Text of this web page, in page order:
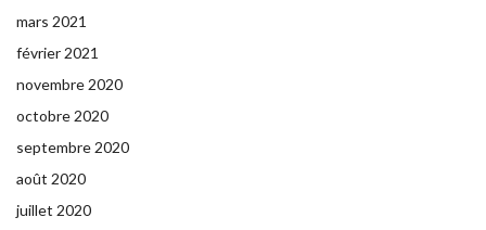
mars 2021
février 2021
novembre 2020
octobre 2020
septembre 2020
août 2020
juillet 2020